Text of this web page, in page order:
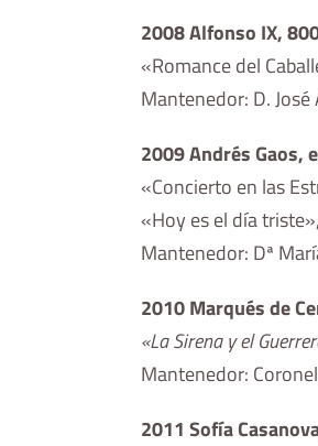
2008 Alfonso IX,
«Romance del
Mantenedor: D.
2009 Andrés Gaos,
«Concierto en las
«Hoy es el día
Mantenedor: Dª
2010 Marqués de
«La Sirena y el
Mantenedor:
2011 Sofía